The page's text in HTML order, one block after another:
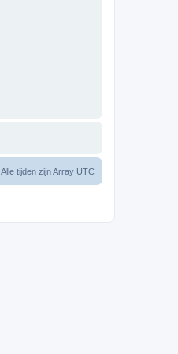
Alle tijden zijn Array UTC